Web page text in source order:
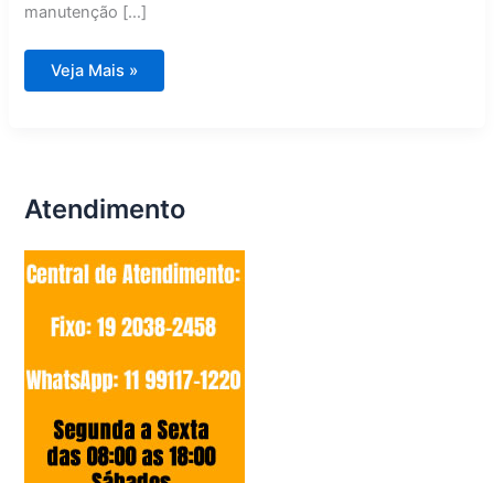
manutenção […]
Conserto
de
Veja Mais »
Atendimento